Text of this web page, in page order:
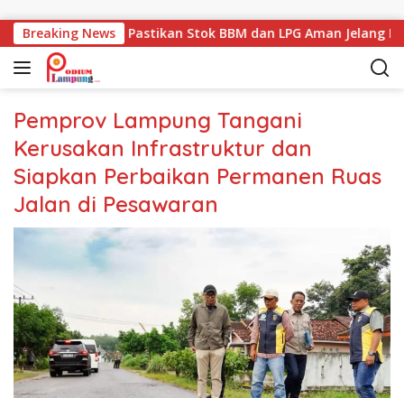
Breaking News
Lampung Pastikan Stok BBM dan LPG Aman Jelang
Pemprov Lampung Tangani
Kerusakan Infrastruktur dan
Siapkan Perbaikan Permanen Ruas
Jalan di Pesawaran